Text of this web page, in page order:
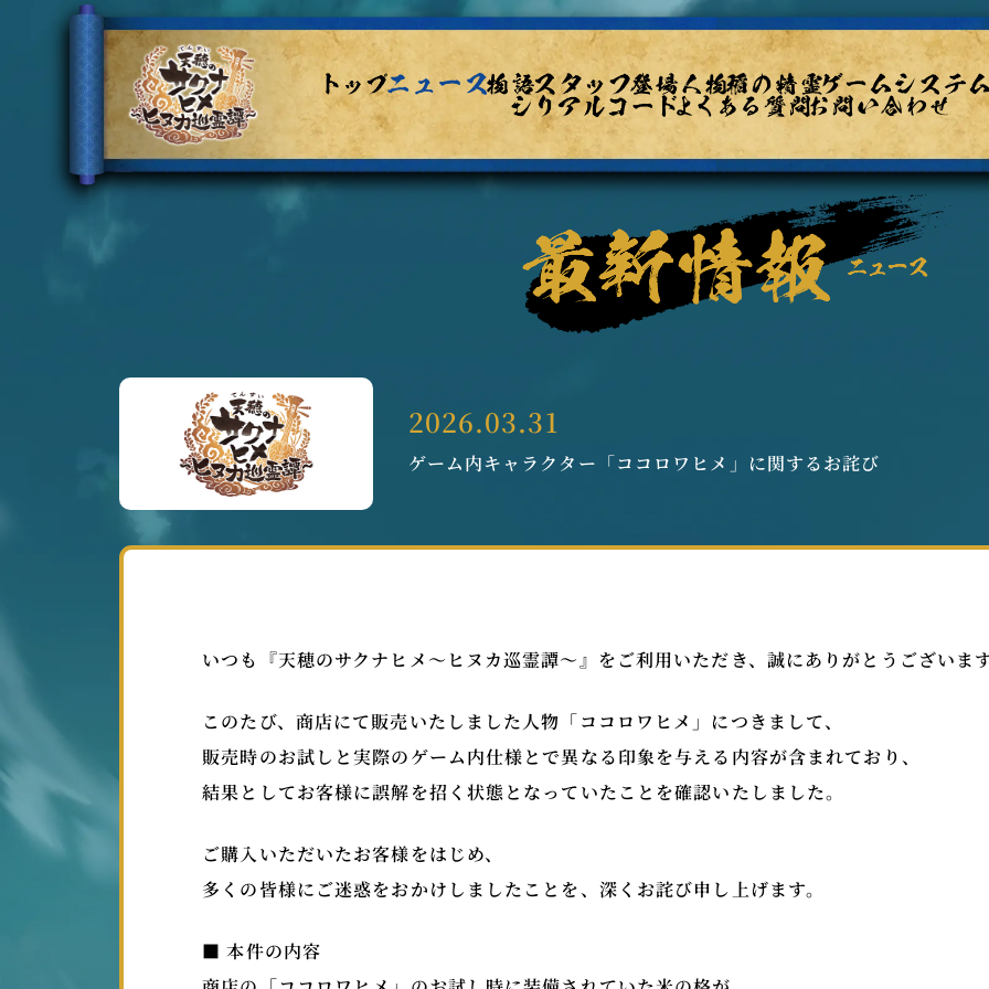
2026.03.31
ゲーム内キャラクター「ココロワヒメ」に関するお詫び
いつも『天穂のサクナヒメ～ヒヌカ巡霊譚～』をご利用いただき、誠にありがとうございま
このたび、商店にて販売いたしました人物「ココロワヒメ」につきまして、
販売時のお試しと実際のゲーム内仕様とで異なる印象を与える内容が含まれており、
結果としてお客様に誤解を招く状態となっていたことを確認いたしました。
ご購入いただいたお客様をはじめ、
多くの皆様にご迷惑をおかけしましたことを、深くお詫び申し上げます。
■ 本件の内容